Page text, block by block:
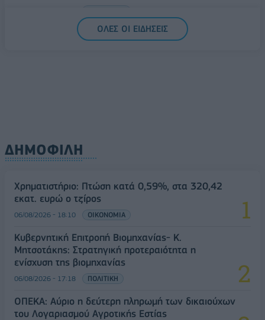
ΟΛΕΣ ΟΙ ΕΙΔΗΣΕΙΣ
ΔΗΜΟΦΙΛΗ
Χρηματιστήριο: Πτώση κατά 0,59%, στα 320,42
εκατ. ευρώ ο τζίρος
06/08/2026 - 18:10 ΟΙΚΟΝΟΜΙΑ
Κυβερνητική Επιτροπή Βιομηχανίας- Κ.
Μητσοτάκης: Στρατηγική προτεραιότητα η
ενίσχυση της βιομηχανίας
06/08/2026 - 17:18 ΠΟΛΙΤΙΚΗ
ΟΠΕΚΑ: Αύριο η δεύτερη πληρωμή των δικαιούχων
του Λογαριασμού Αγροτικής Εστίας